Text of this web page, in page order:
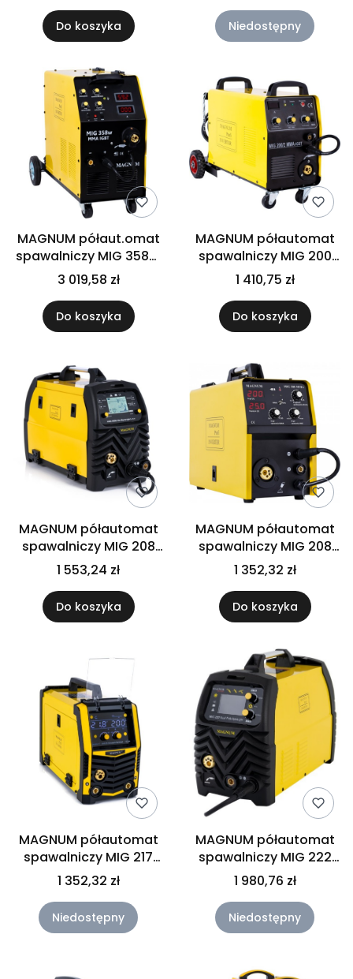
Do koszyka Niedostępny
MAGNUM półaut.omat
spawalniczy MIG 358W
MMA
3 019,58 zł
Do koszyka
MAGNUM półautomat
spawalniczy MIG 200
KN
1 410,75 zł
Do koszyka
MAGNUM półautomat
spawalniczy MIG 208
ALU SYNERGIA L 4X4
1 553,24 zł
Do koszyka
MAGNUM półautomat
spawalniczy MIG 208
MMA
1 352,32 zł
Do koszyka
MAGNUM półautomat
spawalniczy MIG 217
ALU-PULS SYNERGIA
1 352,32 zł
Niedostępny
MAGNUM półautomat
spawalniczy MIG 222
DUAL PULS SYNERGIA
LCD MIG222DPLCD
1 980,76 zł
Niedostępny